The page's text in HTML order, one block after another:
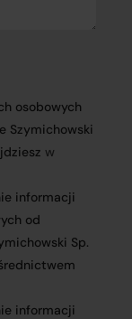
osobowych
Szymichowski
w
informacji
od
Sp.
informacji